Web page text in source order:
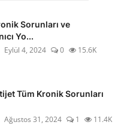
Sorunları ve
Yo...
Eylül 4, 2024 0 15.6K
Tüm Kronik Sorunları
Ağustos 31, 2024 1 11.4K